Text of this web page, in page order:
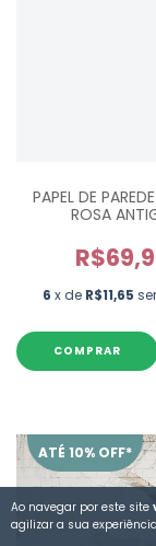
Ao navegar por este site
agilizar a sua
PAPEL DE
ROSA
6 x de R$11,65
ATÉ 10% OFF*